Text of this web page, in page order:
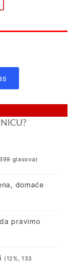
glasova)
domaće
pravimo
(12%, 133